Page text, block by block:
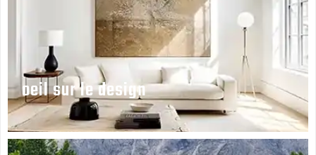
oeil sur le design